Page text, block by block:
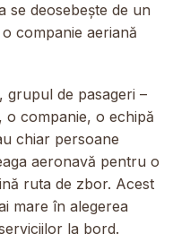
se deosebește de un
companie aeriană
, grupul de pasageri –
o companie, o echipă
chiar persoane
aeronavă pentru o
ruta de zbor. Acest
mare în alegerea
la bord.